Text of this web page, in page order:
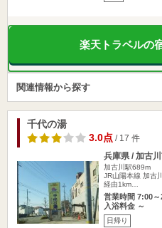
楽天トラベルの
関連情報から探す
千代の湯
3.0点/ 17 件
兵庫県 / 加古
加古川駅689m
JR山陽本線 加古
経由1km…
営業時間 7:00
入浴料金 ～
日帰り